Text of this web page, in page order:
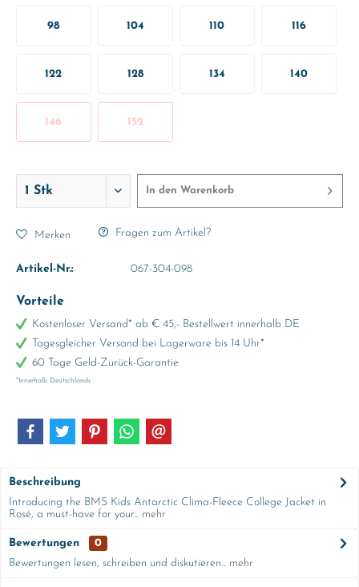
98 104 110 116
122 128 134 140
146 152
In den Warenkorb
Merken Fragen zum Artikel?
Artikel-Nr.: 067-304-098
Vorteile
Kostenloser Versand* ab € 45,- Bestellwert innerhalb DE
Tagesgleicher Versand bei Lagerware bis 14 Uhr*
60 Tage Geld-Zurück-Garantie
*Innerhalb Deutschlands
Beschreibung
Introducing the BMS Kids Antarctic Clima-Fleece College Jacket in
Rosé, a must-have for your... mehr
Bewertungen
0
Bewertungen lesen, schreiben und diskutieren... mehr